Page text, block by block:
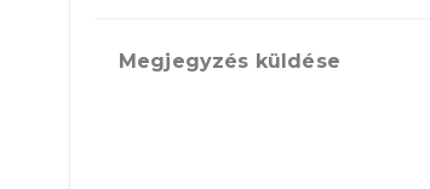
Megjegyzés küldése